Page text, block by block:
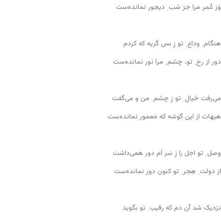
وَز عُمر مرا جز شب ِ دیجور نمانده‌ست
هنگام ِ وداع ِ تو زِ بس گریه که کردم
دور از رخ ِ تو، چشم ِ مرا نور نمانده‌ست
می‌رفت خیال ِ تو زِ چشم ِ من و می‌گفت
هیهات از این گوشه که مَعمور نمانده‌ست
وصل ِ تو اجل را زِ سَر اَم دور همی‌داشت
از دولت ِ هِجر ِ تو کنون دور نمانده‌ست
نزدیک شد آن دم که رقیب ِ تو بگوید